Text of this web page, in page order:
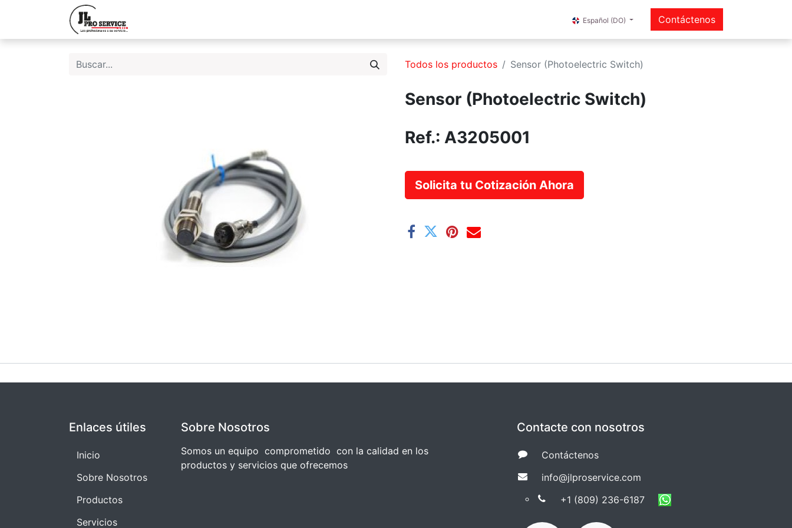
Español (DO) Contáctenos
Todos los productos Sensor (Photoelectric Switch)
Sensor (Photoelectric Switch)
Ref.: A3205001
Solicita tu Cotización Ahora
Enlaces útiles
I​​nicio
Sobre Nosotros
Productos
Servicios
Sobre Nosotros
Somos un equipo comprometido con la calidad en los
productos y servicios que ofrecemos
Contacte con nosotros
Co​​ntáctenos
info@jlproservice.com
+1 (809) 236-61​​87